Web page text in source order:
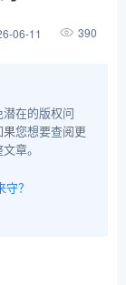
06-11 390
在的版权问
您想要查阅更
章。
？